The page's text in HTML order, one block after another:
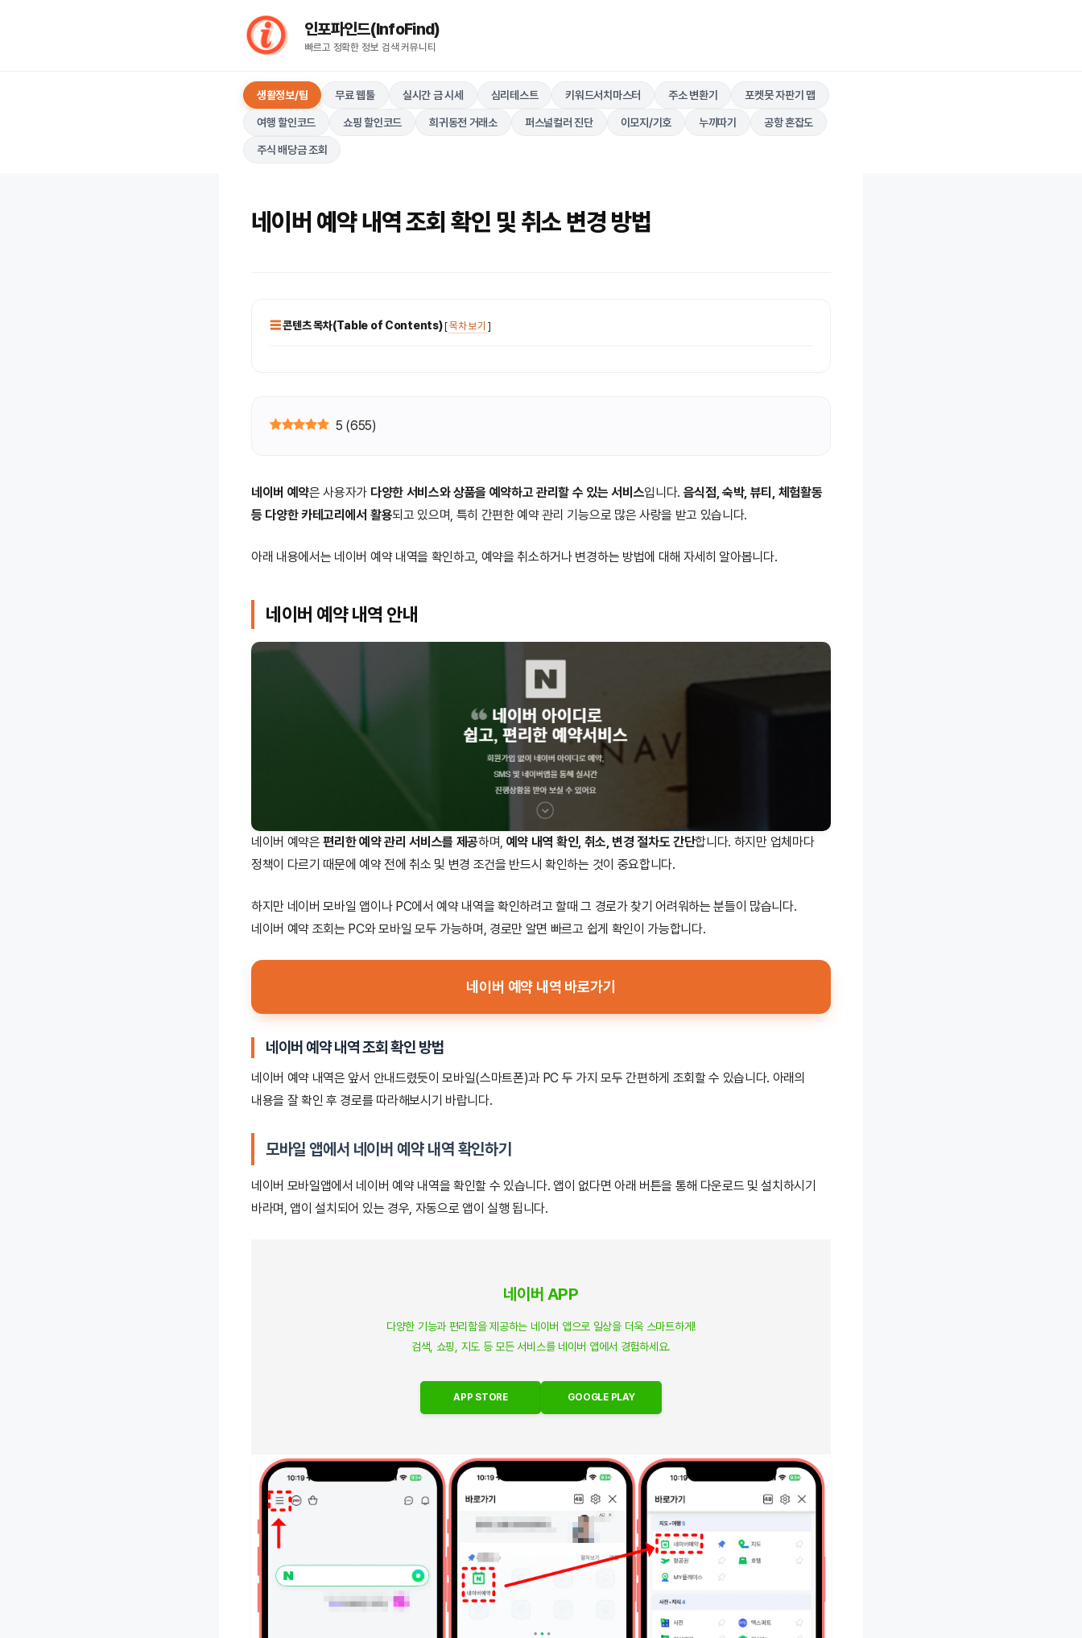
인포파인드(InfoFind)​​​​
빠르고 정확한 정보 검색 커뮤니티
생활정보/팁 무료 웹툴 실시간 금 시세 심리테스트 키워드서치마스터 주소 변환기 포켓못 자판기 맵
여행 할인코드 쇼핑 할인코드 희귀동전 거래소 퍼스널컬러 진단 이모지/기호 누끼따기 공항 혼잡도
주식 배당금 조회
네이버 예약 내역 조회 확인 및 취소 변경 방법
콘텐츠 목차(Table of Contents)[목차 보기 ]
5 (655)
네이버 예약은 사용자가 다양한 서비스와 상품을 예약하고 관리할 수 있는 서비스입니다. 음식점, 숙박, 뷰티, 체험활동
등 다양한 카테고리에서 활용되고 있으며, 특히 간편한 예약 관리 기능으로 많은 사랑을 받고 있습니다.
아래 내용에서는 네이버 예약 내역을 확인하고, 예약을 취소하거나 변경하는 방법에 대해 자세히 알아봅니다.
네이버 예약 내역 안내
네이버 예약은편리한 예약 관리 서비스를 제공하며, 예약 내역 확인, 취소, 변경 절차도 간단합니다. 하지만 업체마다
정책이 다르기 때문에 예약 전에 취소 및 변경 조건을 반드시 확인하는 것이 중요합니다.
하지만 네이버 모바일 앱이나 PC에서 예약 내역을 확인하려고 할때 그 경로가 찾기 어려워하는 분들이 많습니다.
네이버 예약 조회는 PC와 모바일 모두 가능하며, 경로만 알면 빠르고 쉽게 확인이 가능합니다.
네이버 예약 내역 바로가기
네이버 예약 내역 조회 확인 방법
네이버 예약 내역은 앞서 안내드렸듯이 모바일(스마트폰)과 PC 두 가지 모두 간편하게 조회할 수 있습니다. 아래의
내용을 잘 확인 후 경로를 따라해보시기 바랍니다.
모바일 앱에서 네이버 예약 내역 확인하기
네이버 모바일앱에서 네이버 예약 내역을 확인할 수 있습니다. 앱이 없다면 아래 버튼을 통해 다운로드 및 설치하시기
바라며, 앱이 설치되어 있는 경우, 자동으로 앱이 실행 됩니다.
네이버 APP
다양한 기능과 편리함을 제공하는 네이버 앱으로 일상을 더욱 스마트하게!
검색, 쇼핑, 지도 등 모든 서비스를 네이버 앱에서 경험하세요.
APP STORE GOOGLE PLAY